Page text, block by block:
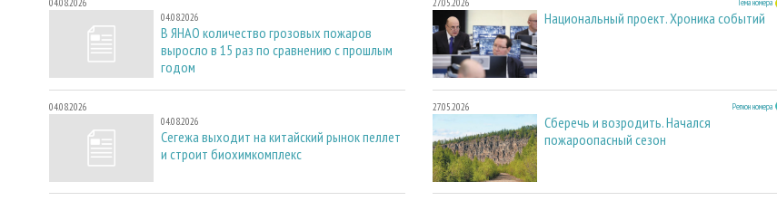
04.08.2026
04.08.2026
В ЯНАО количество грозовых пожаров
выросло в 15 раз по сравнению с прошлым
годом
04.08.2026
04.08.2026
Сегежа выходит на китайский рынок пеллет
и строит биохимкомплекс
27.05.2026 Тема номера
Национальный проект. Хроника событий
27.05.2026 Регион номера
Сберечь и возродить. Начался
пожароопасный сезон